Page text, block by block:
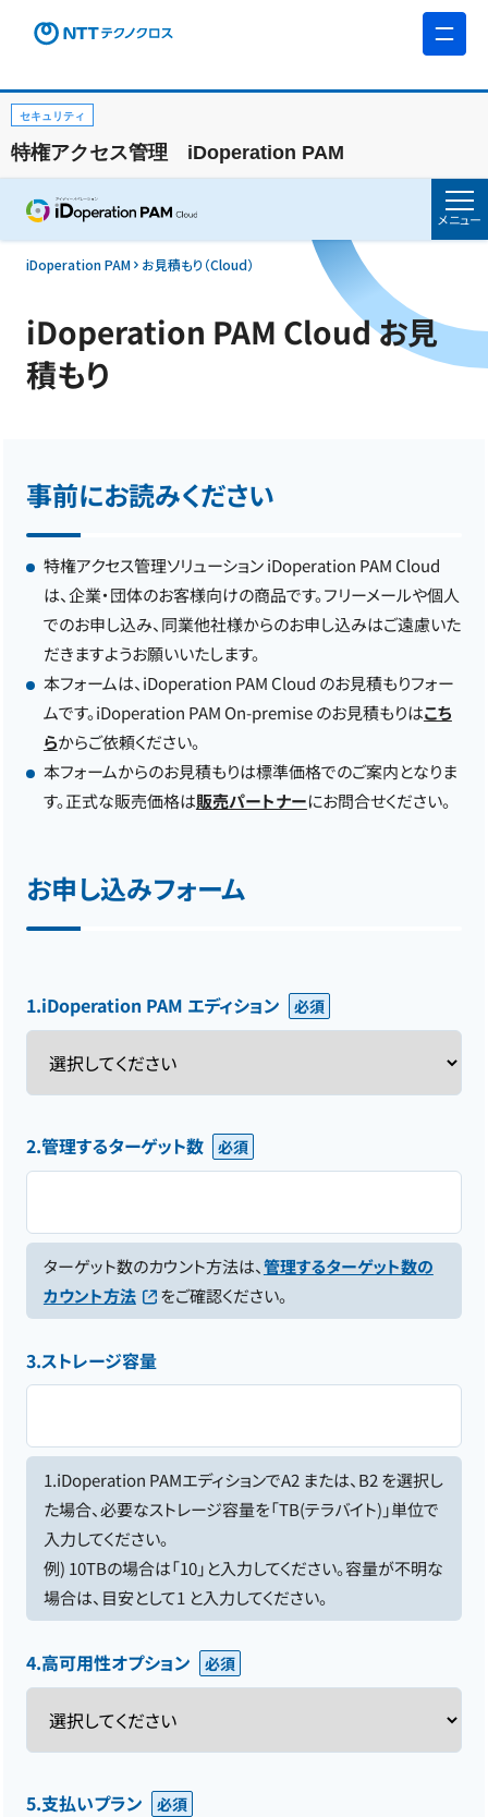
セキュリティ
特権アクセス管理 iDoperation PAM
メニュー
iDoperation PAM お見積もり（Cloud）
iDoperation PAM Cloud お見
積もり
事前にお読みください
特権アクセス管理ソリューション iDoperation PAM Cloud
は、企業・団体のお客様向けの商品です。フリーメールや個人
でのお申し込み、同業他社様からのお申し込みはご遠慮いた
だきますようお願いいたします。
本フォームは、iDoperation PAM Cloud のお見積もりフォー
ムです。iDoperation PAM On-premise のお見積もりはこち
らからご依頼ください。
本フォームからのお見積もりは標準価格でのご案内となりま
す。正式な販売価格は販売パートナーにお問合せください。
お申し込みフォーム
1.iDoperation PAM エディション
2.管理するターゲット数
ターゲット数のカウント方法は、管理するターゲット数の
カウント方法
をご確認ください。
3.ストレージ容量
1.iDoperation PAMエディションでA2 または、B2 を選択し
た場合、必要なストレージ容量を「TB(テラバイト)」単位で
入力してください。
例) 10TBの場合は「10」と入力してください。容量が不明な
場合は、目安として1 と入力してください。
4.高可用性オプション
5.支払いプラン